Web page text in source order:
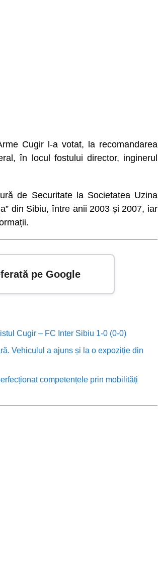
Cugir l-a votat, la recomandarea
în locul fostului director, inginerul
de Securitate la Societatea Uzina
din Sibiu, între anii 2003 și 2007, iar
pe Google
Cugir – FC Inter Sibiu 1-0 (0-0)
Vehiculul a ajuns și la o expoziție din
competențele prin mobilități